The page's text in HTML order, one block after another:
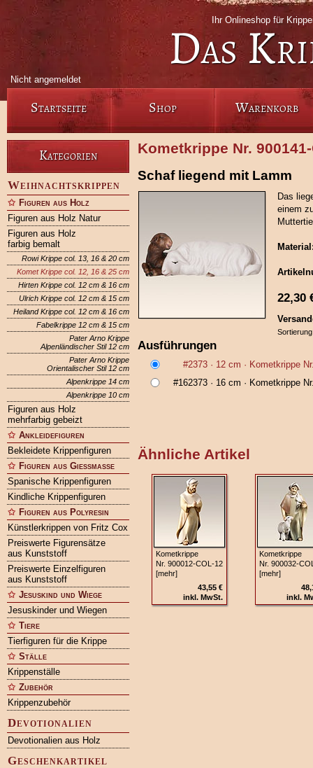
Ihr Onlineshop für
Das
Nicht angemeldet
Startseite Shop Warenkorb
Kategorien
Weihnachtskrippen
Figuren aus Holz
Figuren aus Holz Natur
Figuren aus Holz
farbig bemalt
Rowi Krippe col. 13, 16 & 20 cm
Komet Krippe col. 12, 16 & 25 cm
Hirten Krippe col. 12 cm & 16 cm
Ulrich Krippe col. 12 cm & 15 cm
Heiland Krippe col. 12 cm & 16 cm
Fabelkrippe 12 cm & 15 cm
Pater Arno Krippe
Alpenländischer Stil 12 cm
Pater Arno Krippe
Orientalischer Stil 12 cm
Alpenkrippe 14 cm
Alpenkrippe 10 cm
Figuren aus Holz
mehrfarbig gebeizt
Ankleidefiguren
Bekleidete Krippenfiguren
Figuren aus Gießmasse
Spanische Krippenfiguren
Kindliche Krippenfiguren
Figuren aus Polyresin
Künstlerkrippen von Fritz Cox
Preiswerte Figurensätze
aus Kunststoff
Preiswerte Einzelfiguren
aus Kunststoff
Jesuskind und Wiege
Jesuskinder und Wiegen
Tiere
Tierfiguren für die Krippe
Ställe
Krippenställe
Zubehör
Krippenzubehör
Devotionalien
Devotionalien aus Holz
Geschenkartikel
Kometkrippe Nr.
Schaf liegend mit Lamm
Das
einem
22,30
Ausführungen
#2373 · 12 cm · Kometkrippe
#162373 · 16 cm · Kometkrippe
Ähnliche Artikel
Kometkrippe
Nr. 900012‑COL‑12
[mehr]
43,55 €
inkl. MwSt.
Kometkrippe
Nr.
[mehr]
inkl.